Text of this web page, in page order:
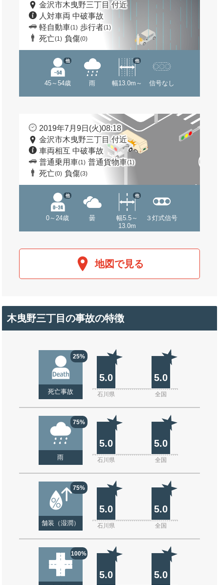
金沢市木曳野三丁目 付近
人対車両 中破事故
軽自動車(1) 歩行者(1)
死亡(1) 負傷(0)
45～54歳
他
雨 幅13.0m～
他
信号なし
2019年7月9日(火)08:18
金沢市木曳野三丁目 付近
車両相互 中破事故
普通乗用車(1) 普通貨物車(1)
死亡(0) 負傷(3)
0～24歳
他
曇
幅5.5～
13.0m
他
３灯式信号
地図で見る
木曳野三丁目の事故の特徴
25%
死亡事故
5.0 5.0
石川県 全国
75%
雨
5.0 5.0
石川県 全国
75%
舗装（湿潤）
5.0 5.0
石川県 全国
100%
5.0 5.0